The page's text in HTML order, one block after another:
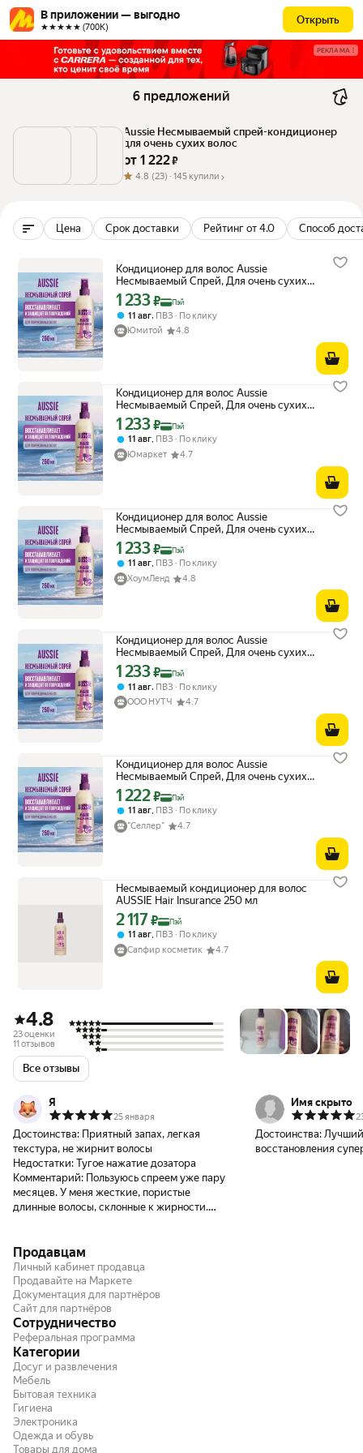
В приложении — выгодно
★★★★★ (700К)
Открыть
РЕКЛАМА
6 предложений
Aussie Несмываемый спрей-кондиционер
для очень сухих волос
от 1 222 ₽
4.8 (23) · 145 купили
Цена Срок доставки Рейтинг от 4.0 Способ
Кондиционер для волос Aussie
Несмываемый Cпрей, Для очень сухих
волос, 250 мл
Цена с картой Яндекс Пэй 1233 ₽ вместо
1 233₽ Пэй
11 авг, ПВЗ
По клику
Юмитой
4.8
Кондиционер для волос Aussie
Несмываемый Cпрей, Для очень сухих
волос, 250 мл
Цена с картой Яндекс Пэй 1233 ₽ вместо
1 233₽ Пэй
11 авг, ПВЗ
По клику
Юмаркет
4.7
Кондиционер для волос Aussie
Несмываемый Cпрей, Для очень сухих
волос, 250 мл
Цена с картой Яндекс Пэй 1233 ₽ вместо
1 233₽ Пэй
11 авг ПВЗ
По клику
ХоумЛенд
4.8
Кондиционер для волос Aussie
Несмываемый Cпрей, Для очень сухих
волос, 250 мл
Цена с картой Яндекс Пэй 1233 ₽ вместо
1 233₽ Пэй
11 авг, ПВЗ
По клику
ООО НУТЧ
4.7
Кондиционер для волос Aussie
Несмываемый Cпрей, Для очень сухих
волос, 250 мл
Цена с картой Яндекс Пэй 1222 ₽ вместо
1 222₽ Пэй
11 авг, ПВЗ
По клику
"Селлер"
4.7
Несмываемый кондиционер для волос
AUSSIE Hair Insurance 250 мл
Цена с картой Яндекс Пэй 2117 ₽ вместо
2 117₽ Пэй
11 авг ПВЗ
По клику
Сапфир косметик
4.7
4.8
23 оценки
11 отзывов
Все отзывы
Я
25 января
Достоинства: Приятный запах, легкая
текстура, не жирнит волосы
Недостатки: Тугое нажатие дозатора
Комментарий: Пользуюсь спреем уже пару
месяцев. У меня жесткие, пористые
длинные волосы, склонные к жирности.
меня это действительно ощутимо. Имеет
легкий накопительный эффект, после того
как я начала его использовать, волосы
стали помягче сразу после мытья, ещё до
его нанесения (остальной уход не
менялся). Наношу спрей по всей длине
волос, понравилось что он не жирнит
волосы, но немного утяжеляет их (но для
меня это как плюс). Так же хочу отметить
что имеет очень приятный запах, который
лично мне напоминает кока-колу.
Имя скрыто
Достоинства: Лучший
восстановления
Продавцам
Личный кабинет продавца
Продавайте на Маркете
Документация для партнёров
Сайт для партнёров
Сотрудничество
Реферальная программа
Категории
Досуг и развлечения
Мебель
Бытовая техника
Гигиена
Электроника
Одежда и обувь
Товары для дома